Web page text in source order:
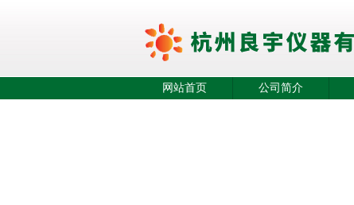
网站首页 公司简介